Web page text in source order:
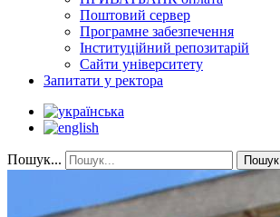
Поштовий сервер
Програмне забезпечення
Інституційний репозитарій
Сайти університету
Запитати у ректора
Пошук... Пошук